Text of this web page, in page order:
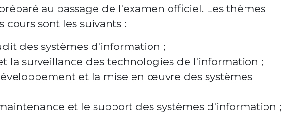
au passage de l'examen officiel. Les thèmes
cours sont les suivants :
des systèmes d'information ;
la surveillance des technologies de l'information ;
et la mise en œuvre des systèmes
et le support des systèmes d'information ;